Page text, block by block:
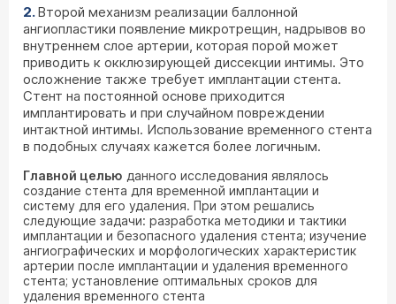
Второй механизм реализации баллонной
ангиопластики появление микротрещин, надрывов во
внутреннем слое артерии, которая порой может
приводить к окклюзирующей диссекции интимы. Это
осложнение также требует имплантации стента.
Стент на постоянной основе приходится
имплантировать и при случайном повреждении
интактной интимы. Использование временного стента
в подобных случаях кажется более логичным.
Главной целью данного исследования являлось
создание стента для временной имплантации и
систему для его удаления. При этом решались
следующие задачи: разработка методики и тактики
имплантации и безопасного удаления стента; изучение
ангиографических и морфологических характеристик
артерии после имплантации и удаления временного
стента; установление оптимальных сроков для
удаления временного стента